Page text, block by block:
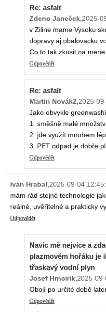
Re: asfalt
Zdeno Janeček 2025-
v Ziline mame Vysoku
dopravy aj obalovacku
Co to tak zkusit na
Odpovědět
Re: asfalt
Martin Novák2 2025-
Jako obvykle
1. směšně malé
2. jde využít mnohem
3. PET odpad je dobře
Odpovědět
Ivan Hrabal 2025-09-04
mám rád stejné technologie
reálné, uvěřitelné a prakticky
Odpovědět
Navíc mě nejvíce a
plazmovém hořáku je
třaskavý vodní plyn
Josef Hrncirik 2025-
Obojí po určité době
Odpovědět